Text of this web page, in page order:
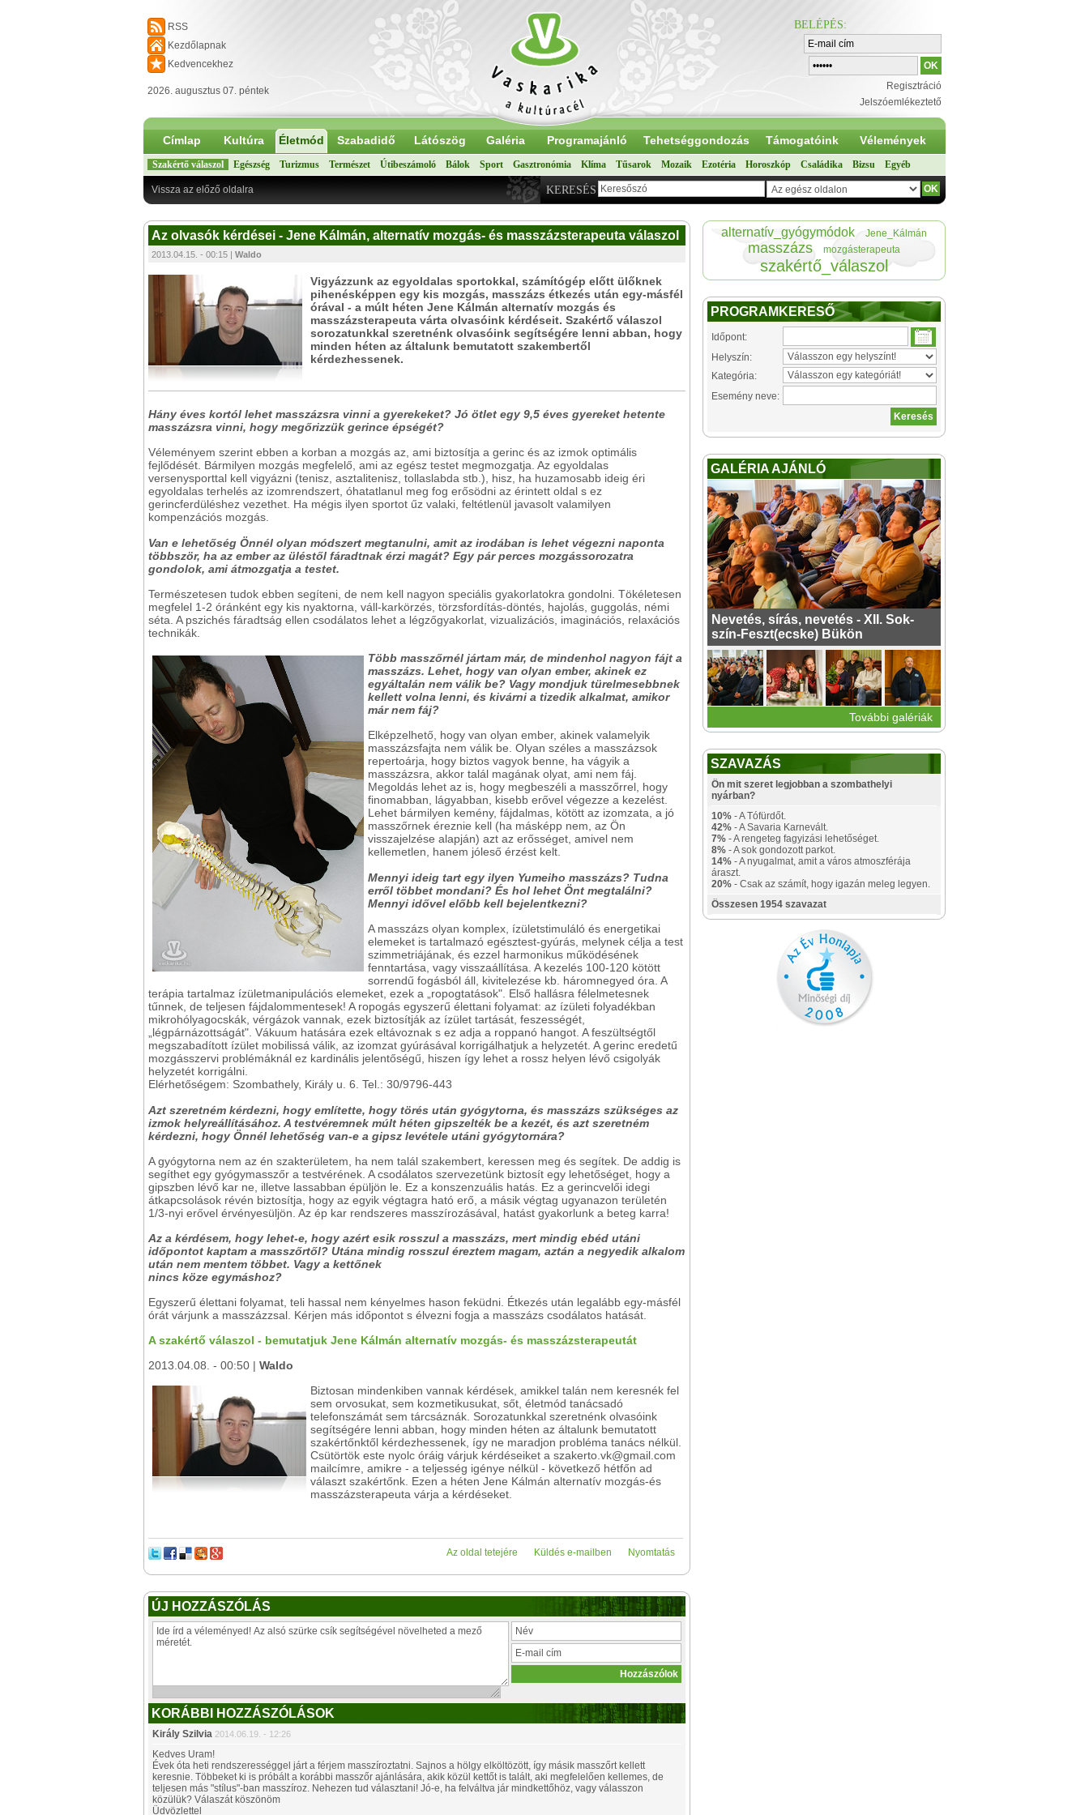
RSS
Kezdőlapnak
Kedvencekhez
2026. augusztus 07. péntek
BELÉPÉS:
Regisztráció
Jelszóemlékeztető
Címlap Kultúra Életmód Szabadidő Látószög Galéria Programajánló Tehetséggondozás Támogatóink Vélemények
Szakértő válaszol Egészség Turizmus Természet Útibeszámoló Bálok Sport Gasztronómia Klíma Tűsarok Mozaik Ezotéria Horoszkóp Családika Bizsu Egyéb
KERESÉS
Vissza az előző oldalra
Az olvasók kérdései - Jene Kálmán, alternatív mozgás- és masszázsterapeuta válaszol
2013.04.15. - 00:15 | Waldo
Vigyázzunk az egyoldalas sportokkal, számítógép előtt ülőknek
pihenésképpen egy kis mozgás, masszázs étkezés után egy-másfél
órával - a múlt héten Jene Kálmán alternatív mozgás és
masszázsterapeuta várta olvasóink kérdéseit. Szakértő válaszol
sorozatunkkal szeretnénk olvasóink segítségére lenni abban, hogy
minden héten az általunk bemutatott szakembertől
kérdezhessenek.
Hány éves kortól lehet masszázsra vinni a gyerekeket? Jó ötlet egy 9,5 éves gyereket hetente
masszázsra vinni, hogy megőrizzük gerince épségét?
Véleményem szerint ebben a korban a mozgás az, ami biztosítja a gerinc és az izmok optimális
fejlődését. Bármilyen mozgás megfelelő, ami az egész testet megmozgatja. Az egyoldalas
versenysporttal kell vigyázni (tenisz, asztalitenisz, tollaslabda stb.), hisz, ha huzamosabb ideig éri
egyoldalas terhelés az izomrendszert, óhatatlanul meg fog erősödni az érintett oldal s ez
gerincferdüléshez vezethet. Ha mégis ilyen sportot űz valaki, feltétlenül javasolt valamilyen
kompenzációs mozgás.
Van e lehetőség Önnél olyan módszert megtanulni, amit az irodában is lehet végezni naponta
többször, ha az ember az üléstől fáradtnak érzi magát? Egy pár perces mozgássorozatra
gondolok, ami átmozgatja a testet.
Természetesen tudok ebben segíteni, de nem kell nagyon speciális gyakorlatokra gondolni. Tökéletesen
megfelel 1-2 óránként egy kis nyaktorna, váll-karkörzés, törzsfordítás-döntés, hajolás, guggolás, némi
séta. A pszichés fáradtság ellen csodálatos lehet a légzőgyakorlat, vizualizációs, imaginációs, relaxációs
technikák.
Több masszőrnél jártam már, de mindenhol nagyon fájt a
masszázs. Lehet, hogy van olyan ember, akinek ez
egyáltalán nem válik be? Vagy mondjuk türelmesebbnek
kellett volna lenni, és kivárni a tizedik alkalmat, amikor
már nem fáj?
Elképzelhető, hogy van olyan ember, akinek valamelyik
masszázsfajta nem válik be. Olyan széles a masszázsok
repertoárja, hogy biztos vagyok benne, ha vágyik a
masszázsra, akkor talál magának olyat, ami nem fáj.
Megoldás lehet az is, hogy megbeszéli a masszőrrel, hogy
finomabban, lágyabban, kisebb erővel végezze a kezelést.
Lehet bármilyen kemény, fájdalmas, kötött az izomzata, a jó
masszőrnek éreznie kell (ha másképp nem, az Ön
visszajelzése alapján) azt az erősséget, amivel nem
kellemetlen, hanem jóleső érzést kelt.
Mennyi ideig tart egy ilyen Yumeiho masszázs? Tudna
erről többet mondani? És hol lehet Önt megtalálni?
Mennyi idővel előbb kell bejelentkezni?
A masszázs olyan komplex, ízületstimuláló és energetikai
elemeket is tartalmazó egésztest-gyúrás, melynek célja a test
szimmetriájának, és ezzel harmonikus működésének
fenntartása, vagy visszaállítása. A kezelés 100-120 kötött
sorrendű fogásból áll, kivitelezése kb. háromnegyed óra. A
terápia tartalmaz ízületmanipulációs elemeket, ezek a „ropogtatások". Első hallásra félelmetesnek
tűnnek, de teljesen fájdalommentesek! A ropogás egyszerű élettani folyamat: az ízületi folyadékban
mikrohólyagocskák, vérgázok vannak, ezek biztosítják az ízület tartását, feszességét,
„légpárnázottságát". Vákuum hatására ezek eltávoznak s ez adja a roppanó hangot. A feszültségtől
megszabadított ízület mobilissá válik, az izomzat gyúrásával korrigálhatjuk a helyzetét. A gerinc eredetű
mozgásszervi problémáknál ez kardinális jelentőségű, hiszen így lehet a rossz helyen lévő csigolyák
helyzetét korrigálni.
Elérhetőségem: Szombathely, Király u. 6. Tel.: 30/9796-443
Azt szeretném kérdezni, hogy említette, hogy törés után gyógytorna, és masszázs szükséges az
izmok helyreállításához. A testvéremnek múlt héten gipszelték be a kezét, és azt szeretném
kérdezni, hogy Önnél lehetőség van-e a gipsz levétele utáni gyógytornára?
A gyógytorna nem az én szakterületem, ha nem talál szakembert, keressen meg és segítek. De addig is
segíthet egy gyógymasszőr a testvérének. A csodálatos szervezetünk biztosít egy lehetőséget, hogy a
gipszben lévő kar ne, illetve lassabban épüljön le. Ez a konszenzuális hatás. Ez a gerincvelői idegi
átkapcsolások révén biztosítja, hogy az egyik végtagra ható erő, a másik végtag ugyanazon területén
1/3-nyi erővel érvényesüljön. Az ép kar rendszeres masszírozásával, hatást gyakorlunk a beteg karra!
Az a kérdésem, hogy lehet-e, hogy azért esik rosszul a masszázs, mert mindig ebéd utáni
időpontot kaptam a masszőrtől? Utána mindig rosszul éreztem magam, aztán a negyedik alkalom
után nem mentem többet. Vagy a kettőnek
nincs köze egymáshoz?
Egyszerű élettani folyamat, teli hassal nem kényelmes hason feküdni. Étkezés után legalább egy-másfél
órát várjunk a masszázzsal. Kérjen más időpontot s élvezni fogja a masszázs csodálatos hatását.
A szakértő válaszol - bemutatjuk Jene Kálmán alternatív mozgás- és masszázsterapeutát
2013.04.08. - 00:50 | Waldo
Biztosan mindenkiben vannak kérdések, amikkel talán nem keresnék fel
sem orvosukat, sem kozmetikusukat, sőt, életmód tanácsadó
telefonszámát sem tárcsáznák. Sorozatunkkal szeretnénk olvasóink
segítségére lenni abban, hogy minden héten az általunk bemutatott
szakértőnktől kérdezhessenek, így ne maradjon probléma tanács nélkül.
Csütörtök este nyolc óráig várjuk kérdéseiket a szakerto.vk@gmail.com
mailcímre, amikre - a teljesség igénye nélkül - következő hétfőn ad
választ szakértőnk. Ezen a héten Jene Kálmán alternatív mozgás-és
masszázsterapeuta várja a kérdéseket.
Nyomtatás
Küldés e-mailben
Az oldal tetejére
ÚJ HOZZÁSZÓLÁS
KORÁBBI HOZZÁSZÓLÁSOK
Király Szilvia 2014.06.19. - 12:26
Kedves Uram!
Évek óta heti rendszerességgel járt a férjem masszíroztatni. Sajnos a hölgy elköltözött, így másik masszőrt kellett
keresnie. Többeket ki is próbált a korábbi masszőr ajánlására, akik közül kettőt is talált, aki megfelelően kellemes, de
teljesen más "stílus"-ban masszíroz. Nehezen tud választani! Jó-e, ha felváltva jár mindkettőhöz, vagy válasszon
közülük? Válaszát köszönöm
Üdvözlettel
alternatív_gyógymódok Jene_Kálmán
masszázs mozgásterapeuta
szakértő_válaszol
PROGRAMKERESŐ
Időpont:
Helyszín:
Kategória:
Esemény neve:
GALÉRIA AJÁNLÓ
Nevetés, sírás, nevetés - XII. Sok-
szín-Feszt(ecske) Bükön
További galériák
SZAVAZÁS
Ön mit szeret legjobban a szombathelyi
nyárban?
10% - A Tófürdőt.
42% - A Savaria Karnevált.
7% - A rengeteg fagyizási lehetőséget.
8% - A sok gondozott parkot.
14% - A nyugalmat, amit a város atmoszférája
áraszt.
20% - Csak az számít, hogy igazán meleg legyen.
Összesen 1954 szavazat